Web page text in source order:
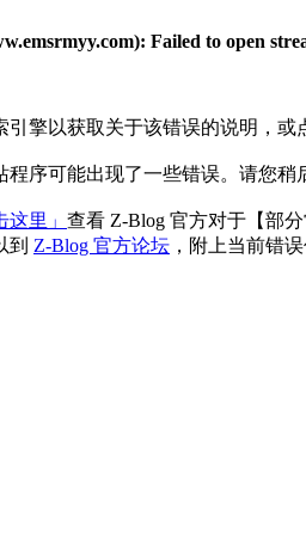
Failed to open
引擎以获取关于该错误的说明，或
程序可能出现了一些错误。请您稍
这里」 查看 Z-Blog 官方对于【部
到 Z-Blog 官方论坛 ，附上当前错